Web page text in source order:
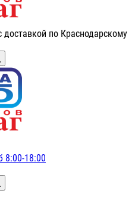
доставкой по Краснодарскому
8:00-18:00